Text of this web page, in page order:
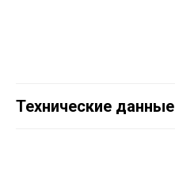
Технические данные